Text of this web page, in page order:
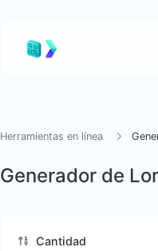
Herramientas en línea
Generador de
Cantidad